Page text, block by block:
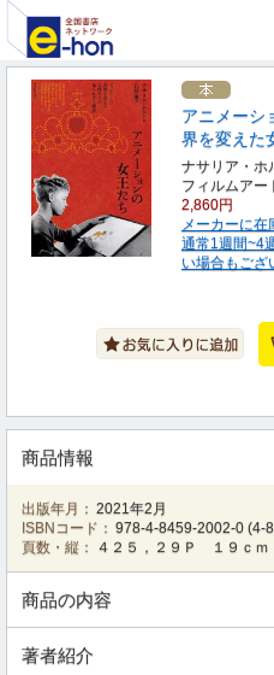
アニメー
界を変えた
ナサリア・
フィルムアー
2,860円
メーカーに在
通常1週間~4
い場合もござ
商品情報
出版年月： 2021年2月
ISBNコード： 978-4-8459-2002-0 (4-
頁数・縦：
４２５，２９Ｐ １９ｃｍ
商品の内容
著者紹介